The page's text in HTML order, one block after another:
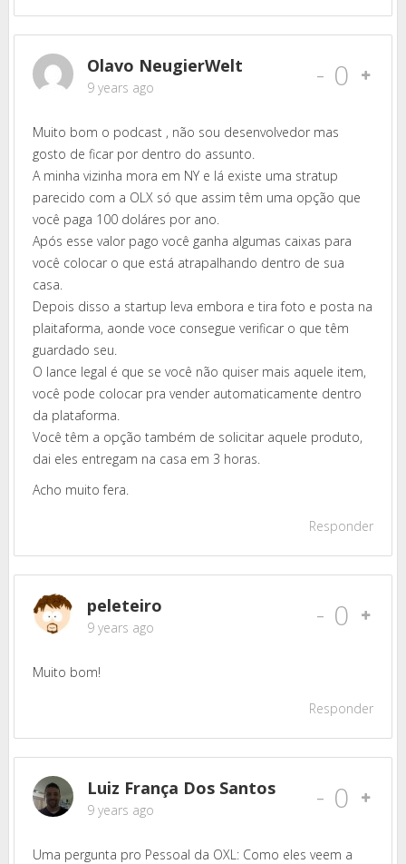
Olavo NeugierWelt
9 years ago - 0
Muito bom o podcast , não sou desenvolvedor mas
gosto de ficar por dentro do assunto.
A minha vizinha mora em NY e lá existe uma stratup
parecido com a OLX só que assim têm uma opção que
você paga 100 doláres por ano.
Após esse valor pago você ganha algumas caixas para
você colocar o que está atrapalhando dentro de sua
casa.
Depois disso a startup leva embora e tira foto e posta na
plaitaforma, aonde voce consegue verificar o que têm
guardado seu.
O lance legal é que se você não quiser mais aquele item,
você pode colocar pra vender automaticamente dentro
da plataforma.
Você têm a opção também de solicitar aquele produto,
dai eles entregam na casa em 3 horas.
Acho muito fera.
Responder
peleteiro
9 years ago - 0
Muito bom!
Responder
Luiz França Dos Santos
9 years ago - 0
Uma pergunta pro Pessoal da OXL: Como eles veem a